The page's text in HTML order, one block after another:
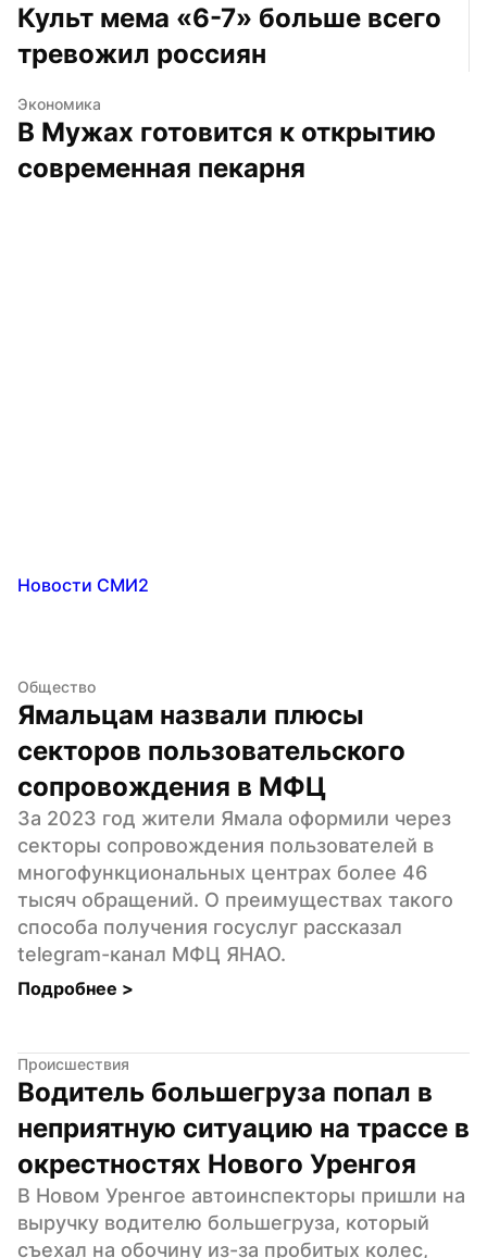
Культ мема «6-7» больше всего
тревожил россиян
Экономика
В Мужах готовится к открытию
современная пекарня
Новости СМИ2
Общество
Ямальцам назвали плюсы
секторов пользовательского
сопровождения в МФЦ
За 2023 год жители Ямала оформили через
секторы сопровождения пользователей в
многофункциональных центрах более 46
тысяч обращений. О преимуществах такого
способа получения госуслуг рассказал
telegram-канал МФЦ ЯНАО.
Подробнее >
Происшествия
Водитель большегруза попал в
неприятную ситуацию на трассе в
окрестностях Нового Уренгоя
В Новом Уренгое автоинспекторы пришли на
выручку водителю большегруза, который
съехал на обочину из-за пробитых колес,